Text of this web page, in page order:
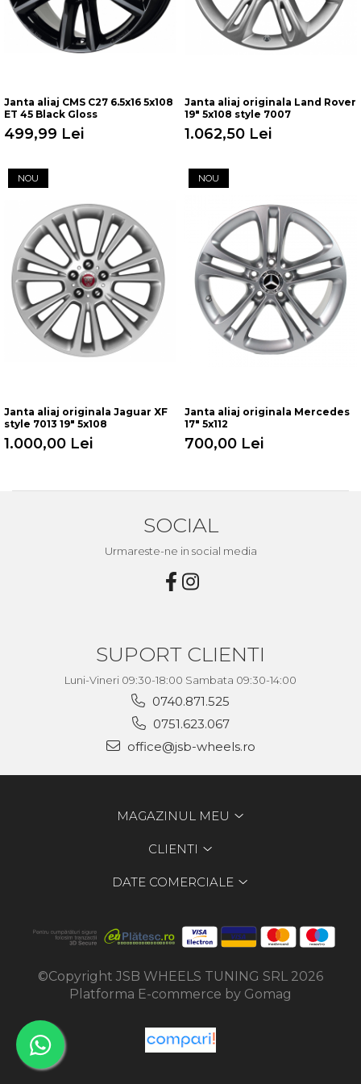
Janta aliaj CMS C27 6.5x16 5x108
ET 45 Black Gloss
499,99 Lei
Janta aliaj originala Land Rover
19" 5x108 style 7007
1.062,50 Lei
NOU
Janta aliaj originala Jaguar XF
style 7013 19" 5x108
1.000,00 Lei
NOU
Janta aliaj originala Mercedes
17" 5x112
700,00 Lei
SOCIAL
Urmareste-ne in social media
SUPORT CLIENTI
Luni-Vineri 09:30-18:00 Sambata 09:30-14:00
0740.871.525
0751.623.067
office@jsb-wheels.ro
MAGAZINUL MEU
CLIENTI
DATE COMERCIALE
©Copyright JSB WHEELS TUNING SRL 2026
Platforma E-commerce by Gomag